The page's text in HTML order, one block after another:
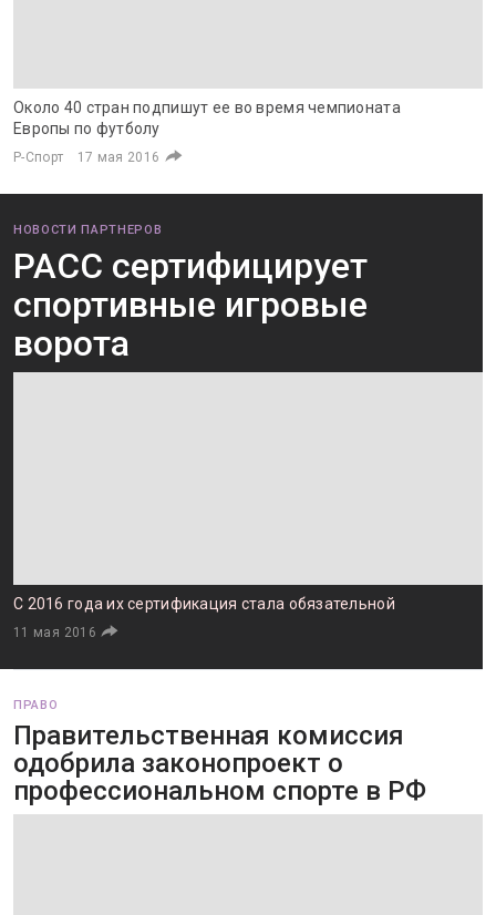
Около 40 стран подпишут ее во время чемпионата
Европы по футболу
Р-Спорт 17 мая 2016
НОВОСТИ ПАРТНЕРОВ
РАСС сертифицирует
спортивные игровые
ворота
С 2016 года их сертификация стала обязательной
11 мая 2016
ПРАВО
Правительственная комиссия
одобрила законопроект о
профессиональном спорте в РФ